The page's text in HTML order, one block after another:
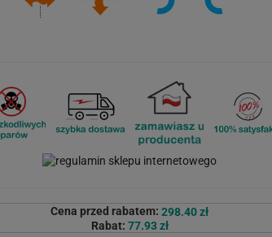
Cena przed rabatem: 298.40 zł
Rabat: 77.93 zł